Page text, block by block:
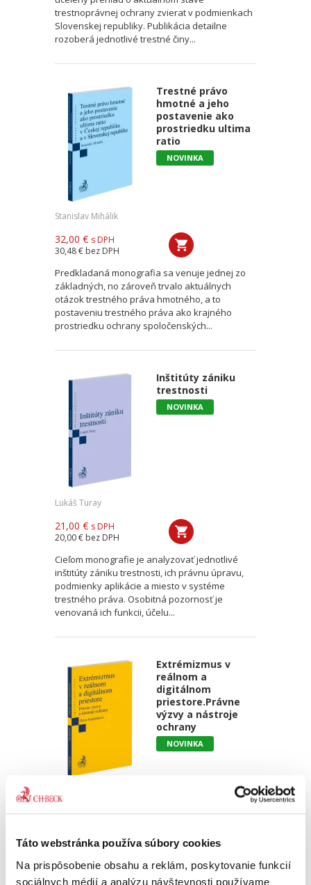
Táto webstránka používa súbory cookies
Na prispôsobenie obsahu a reklám, poskytovanie funkcií
sociálnych médií a analýzu návštevnosti používame
trestnoprávnej ochrany zvierat v podmienkach
Slovenskej republiky. Publikácia detailne
rozoberá jednotlivé trestné činy...
Trestné právo
hmotné a jeho
postavenie ako
prostriedku ultima
ratio
NOVINKA
Stanislav Mihálik
32,00 € s DPH
30,48 € bez DPH
Predkladaná monografia sa venuje jednej zo
základných, no zároveň trvalo aktuálnych
otázok trestného práva hmotného, a to
postaveniu trestného práva ako krajného
prostriedku ochrany spoločenských...
Inštitúty zániku
trestnosti
NOVINKA
Lukáš Turay
21,00 € s DPH
20,00 € bez DPH
Cieľom monografie je analyzovať jednotlivé
inštitúty zániku trestnosti, ich právnu úpravu,
podmienky aplikácie a miesto v systéme
trestného práva. Osobitná pozornosť je
venovaná ich funkcii, účelu...
Extrémizmus v
reálnom a
digitálnom
priestore.Právne
výzvy a nástroje
ochrany
NOVINKA
22,00 € s DPH
Extrémizmus v reálnom a digitálnom priestore
je komplexne prepracovaná publikácia, ktorá
sa venuje trestnoprávnym,